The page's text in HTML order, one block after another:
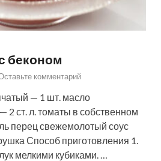
беконом
комментарий
— 1 шт. масло
2 ст. л. томаты в собственном
перец свежемолотый соус
Способ приготовления 1.
мелкими кубиками. …